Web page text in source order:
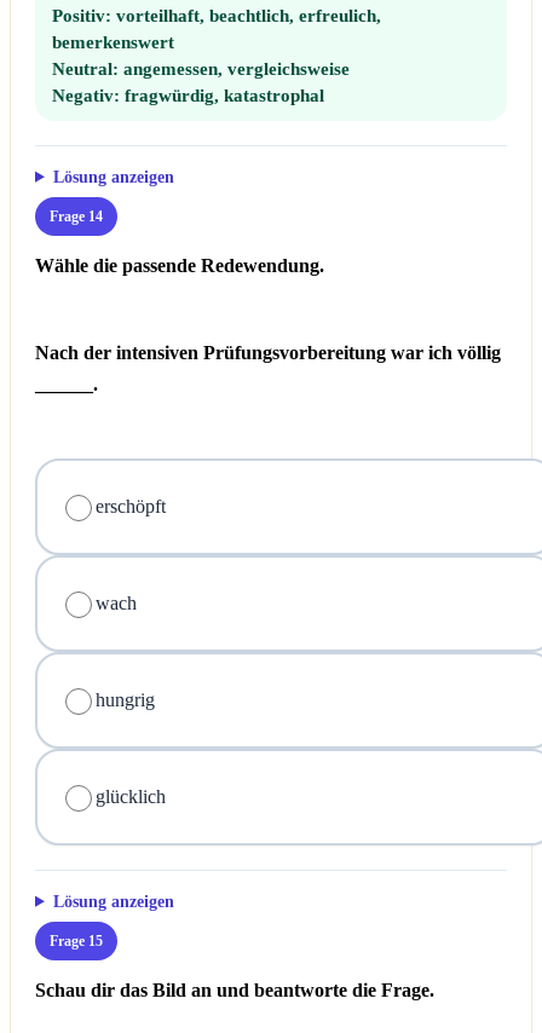
Positiv: vorteilhaft, beachtlich, erfreulich,
bemerkenswert
Neutral: angemessen, vergleichsweise
Negativ: fragwürdig, katastrophal
Lösung anzeigen
Frage 14
Wähle die passende Redewendung.
Nach der intensiven Prüfungsvorbereitung war ich völlig
______.
erschöpft
wach
hungrig
glücklich
Lösung anzeigen
Frage 15
Schau dir das Bild an und beantworte die Frage.